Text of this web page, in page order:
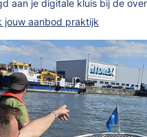
aan je digitale kluis bij de
jouw aanbod praktijk